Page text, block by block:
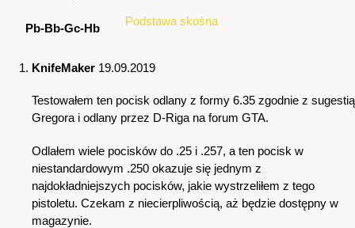
Pb-Bb-Gc-Hb
Podstawa skośna
KnifeMaker 19.09.2019
Testowałem ten pocisk odlany z formy 6.35 zgodnie z sugestią
Gregora i odlany przez D-Riga na forum GTA.
Odlałem wiele pocisków do .25 i .257, a ten pocisk w
niestandardowym .250 okazuje się jednym z
najdokładniejszych pocisków, jakie wystrzeliłem z tego
pistoletu. Czekam z niecierpliwością, aż będzie dostępny w
magazynie.